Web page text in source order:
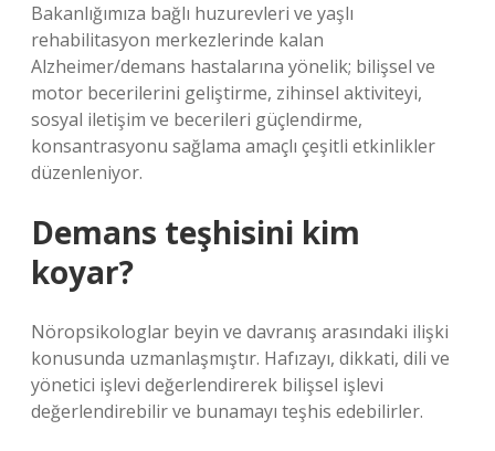
Bakanlığımıza bağlı huzurevleri ve yaşlı
rehabilitasyon merkezlerinde kalan
Alzheimer/demans hastalarına yönelik; bilişsel ve
motor becerilerini geliştirme, zihinsel aktiviteyi,
sosyal iletişim ve becerileri güçlendirme,
konsantrasyonu sağlama amaçlı çeşitli etkinlikler
düzenleniyor.
Demans teşhisini kim
koyar?
Nöropsikologlar beyin ve davranış arasındaki ilişki
konusunda uzmanlaşmıştır. Hafızayı, dikkati, dili ve
yönetici işlevi değerlendirerek bilişsel işlevi
değerlendirebilir ve bunamayı teşhis edebilirler.